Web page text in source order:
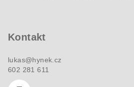
Kontakt
lukas@hynek.cz
602 281 611